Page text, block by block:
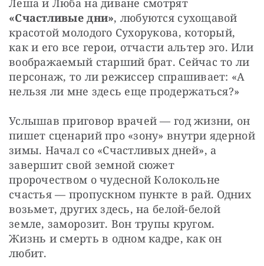
Леша и Люба на диване смотрят
«Счастливые дни», любуются сухощавой
красотой молодого Сухорукова, который,
как и его все герои, отчасти альтер эго. Или
воображаемый старший брат. Сейчас то ли
персонаж, то ли режиссер спрашивает: «А
нельзя ли мне здесь еще продержаться?»
Услышав приговор врачей — год жизни, он
пишет сценарий про «зону» внутри ядерной
зимы. Начал со «Счастливых дней», а
завершит свой земной сюжет
пророчеством о чудесной Колокольне
счастья — пропускном пункте в рай. Одних
возьмет, других здесь, на белой-белой
земле, заморозит. Вон трупы кругом.
Жизнь и смерть в одном кадре, как он
любит.